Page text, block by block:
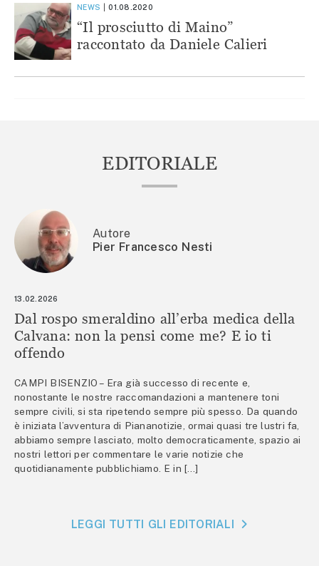
NEWS 01.08.2020
“Il prosciutto di Maino”
raccontato da Daniele Calieri
EDITORIALE
Autore
Pier Francesco Nesti
13.02.2026
Dal rospo smeraldino all’erba medica della
Calvana: non la pensi come me? E io ti
offendo
CAMPI BISENZIO – Era già successo di recente e,
nonostante le nostre raccomandazioni a mantenere toni
sempre civili, si sta ripetendo sempre più spesso. Da quando
è iniziata l’avventura di Piananotizie, ormai quasi tre lustri fa,
abbiamo sempre lasciato, molto democraticamente, spazio ai
nostri lettori per commentare le varie notizie che
quotidianamente pubblichiamo. E in […]
LEGGI TUTTI GLI EDITORIALI